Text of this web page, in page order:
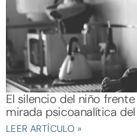
El silencio del niño
mirada psicoanalítica
LEER ARTÍCULO »